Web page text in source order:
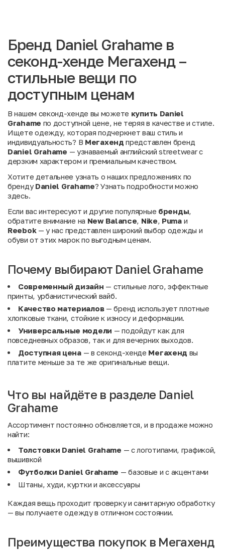
Бренд Daniel Grahame в
секонд-хенде Мегахенд –
стильные вещи по
доступным ценам
В нашем секонд-хенде вы можете купить Daniel
Grahame по доступной цене, не теряя в качестве и стиле.
Ищете одежду, которая подчеркнет ваш стиль и
индивидуальность? В Мегахенд представлен бренд
Daniel Grahame — узнаваемый английский streetwear с
дерзким характером и премиальным качеством.
Хотите детальнее узнать о наших предложениях по
бренду Daniel Grahame? Узнать подробности можно
здесь.
Если вас интересуют и другие популярные бренды,
обратите внимание на New Balance, Nike, Pumaи
Reebok— у нас представлен широкий выбор одежды и
обуви от этих марок по выгодным ценам.
Почему выбирают Daniel Grahame
Современный дизайн — стильные лого, эффектные
принты, урбанистический вайб.
Качество материалов— бренд использует плотные
хлопковые ткани, стойкие к износу и деформации.
Универсальные модели — подойдут как для
повседневных образов, так и для вечерних выходов.
Доступная цена— в секонд-хенде Мегахенд вы
платите меньше за те же оригинальные вещи.
Что вы найдёте в разделе Daniel
Grahame
Ассортимент постоянно обновляется, и в продаже можно
найти:
Толстовки Daniel Grahame — с логотипами, графикой,
вышивкой
Футболки Daniel Grahame — базовые и с акцентами
Штаны, худи, куртки и аксессуары
Каждая вещь проходит проверку и санитарную обработку
— вы получаете одежду в отличном состоянии.
Преимущества покупок в Мегахенд